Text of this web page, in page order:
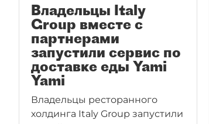
Владельцы Italy
Group вместе с
партнерами
запустили сервис по
доставке еды Yami
Yami
Владельцы ресторанного
холдинга Italy Group запустили